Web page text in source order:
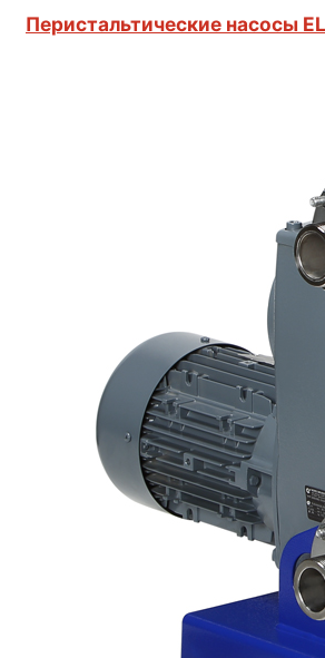
Перистальтические насосы